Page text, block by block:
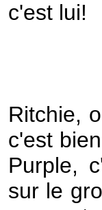
Ritchie,
c'est
Purple,
sur le